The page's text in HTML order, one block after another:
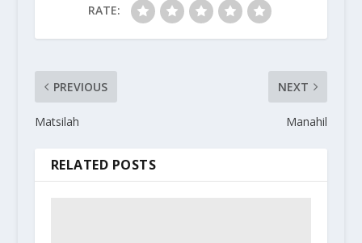
RATE:
PREVIOUS
Matsilah
NEXT
Manahil
RELATED POSTS